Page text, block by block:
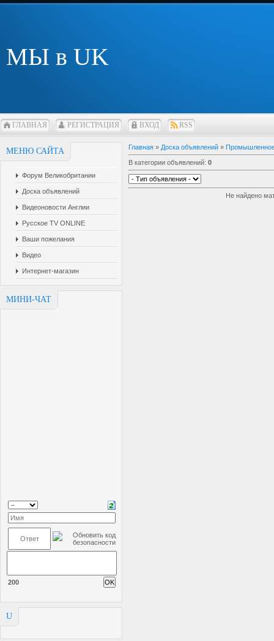
МЫ в UK
ГЛАВНАЯ РЕГИСТРАЦИЯ ВХОД RSS
МЕНЮ САЙТА
Форум Великобритании
Доска объявлений
Видеоновости Англии
Русское TV ONLINE
Ваши пожелания
Видео
Интернет-магазин
МИНИ-ЧАТ
200
U
Главная » Доска объявлений »
В категории объявлений: 0
Не найдено